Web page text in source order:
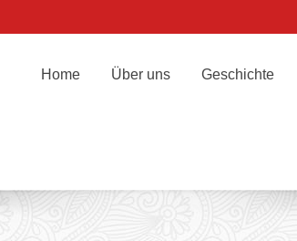
Home Über uns Geschichte